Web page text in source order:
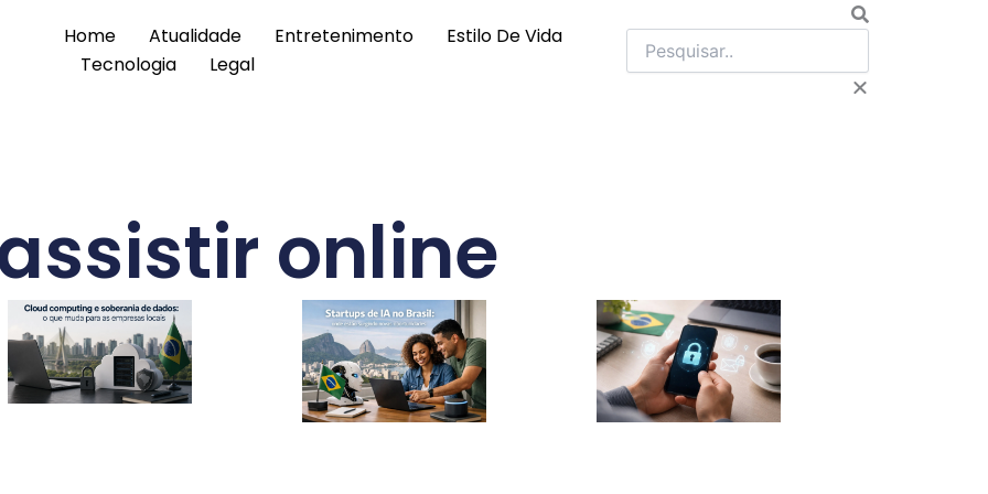
Home Atualidade Entretenimento
Estilo De Vida
Tecnologia
Legal
online